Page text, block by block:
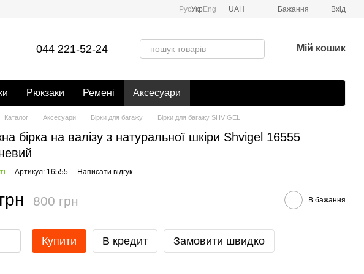
РусУкр Eng UAH Бажання Вхід
044 221-52-24 Мій кошик
Рюкзаки Ремені Аксесуари
Каталог Аксесуари Бірки для багажу Бірки для багажу SHVIGEL
бірка на валізу з натуральної шкіри Shvigel 16555
Артикул: 16555 Написати відгук
800 грн В бажання
Купити В кредит Замовити швидко